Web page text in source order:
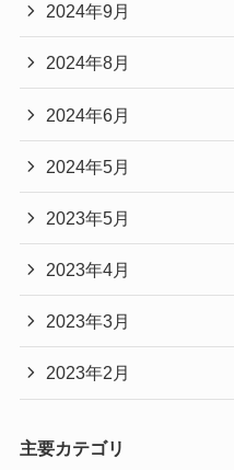
2024年9月
2024年8月
2024年6月
2024年5月
2023年5月
2023年4月
2023年3月
2023年2月
主要カテゴリ